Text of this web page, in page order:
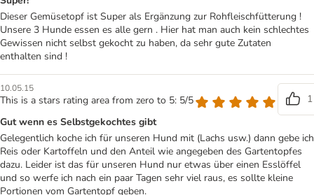
Dieser Gemüsetopf ist Super als Ergänzung zur Rohfleischfütterung !
Unsere 3 Hunde essen es alle gern . Hier hat man auch kein schlechtes
Gewissen nicht selbst gekocht zu haben, da sehr gute Zutaten
enthalten sind !
10.05.15
This is a stars rating area from zero to 5: 5/5
1
Gut wenn es Selbstgekochtes gibt
Gelegentlich koche ich für unseren Hund mit (Lachs usw.) dann gebe ich
Reis oder Kartoffeln und den Anteil wie angegeben des Gartentopfes
dazu. Leider ist das für unseren Hund nur etwas über einen Esslöffel
und so werfe ich nach ein paar Tagen sehr viel raus, es sollte kleine
Portionen vom Gartentopf geben.